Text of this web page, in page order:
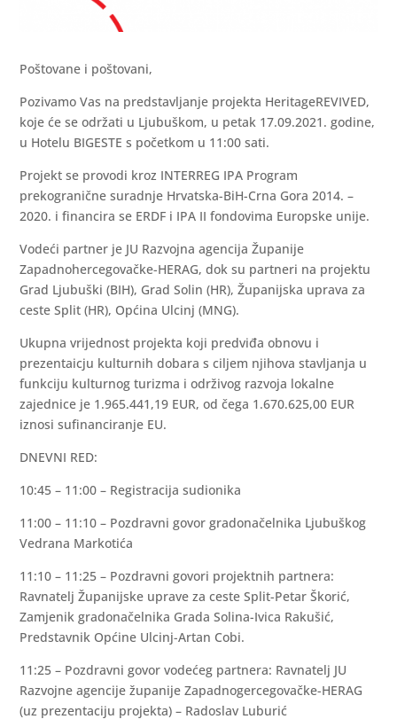
Poštovane i poštovani,
Pozivamo Vas na predstavljanje projekta HeritageREVIVED,
koje će se održati u Ljubuškom, u petak 17.09.2021. godine,
u Hotelu BIGESTE s početkom u 11:00 sati.
Projekt se provodi kroz INTERREG IPA Program
prekogranične suradnje Hrvatska-BiH-Crna Gora 2014. –
2020. i financira se ERDF i IPA II fondovima Europske unije.
Vodeći partner je JU Razvojna agencija Županije
Zapadnohercegovačke-HERAG, dok su partneri na projektu
Grad Ljubuški (BIH), Grad Solin (HR), Županijska uprava za
ceste Split (HR), Općina Ulcinj (MNG).
Ukupna vrijednost projekta koji predviđa obnovu i
prezentaicju kulturnih dobara s ciljem njihova stavljanja u
funkciju kulturnog turizma i održivog razvoja lokalne
zajednice je 1.965.441,19 EUR, od čega 1.670.625,00 EUR
iznosi sufinanciranje EU.
DNEVNI RED:
10:45 – 11:00 – Registracija sudionika
11:00 – 11:10 – Pozdravni govor gradonačelnika Ljubuškog
Vedrana Markotića
11:10 – 11:25 – Pozdravni govori projektnih partnera:
Ravnatelj Županijske uprave za ceste Split-Petar Škorić,
Zamjenik gradonačelnika Grada Solina-Ivica Rakušić,
Predstavnik Općine Ulcinj-Artan Cobi.
11:25 – Pozdravni govor vodećeg partnera: Ravnatelj JU
Razvojne agencije županije Zapadnogercegovačke-HERAG
(uz prezentaciju projekta) – Radoslav Luburić